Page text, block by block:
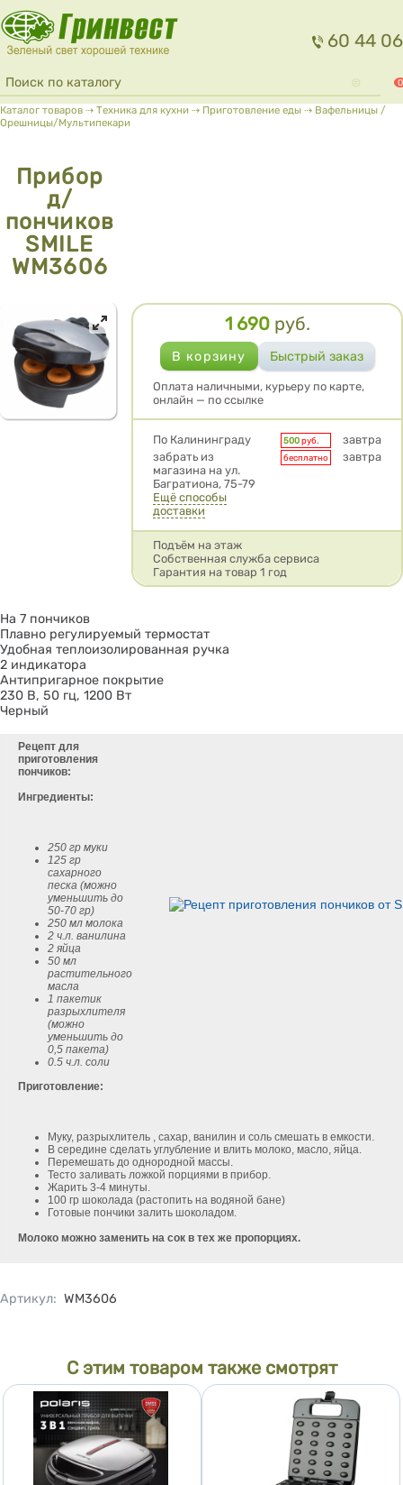
Перейти к основному содержанию
60 44 06
Форма поиска
Поиск 0
Вы здесь
Каталог товаров ⇢ Техника для кухни ⇢ Приготовление еды ⇢ Вафельницы /
Орешницы/Мультипекари
Прибор
д/
пончиков
SMILE
WM3606
Цена
1 690 руб.
Оплата наличными, курьеру по карте,
онлайн — по ссылке
Условия доставки
По Калининграду 500руб.
завтра
забрать из
магазина на ул.
Багратиона, 75-79
бесплатно завтра
Ещё способы
доставки
Подъём на этаж
Собственная служба сервиса
Гарантия на товар 1 год
На 7 пончиков
Плавно регулируемый термостат
Удобная теплоизолированная ручка
2 индикатора
Антипригарное покрытие
230 В, 50 гц, 1200 Вт
Черный
Рецепт для
приготовления
пончиков:
Ингредиенты:
250 гр муки
125 гр
сахарного
песка (можно
уменьшить до
50-70 гр)
250 мл молока
2 ч.л. ванилина
2 яйца
50 мл
растительного
масла
1 пакетик
разрыхлителя
(можно
уменьшить до
0,5 пакета)
0.5 ч.л. соли
Приготовление:
Муку, разрыхлитель , сахар, ванилин и соль смешать в емкости.
В середине сделать углубление и влить молоко, масло, яйца.
Перемешать до однородной массы.
Тесто заливать ложкой порциями в прибор.
Жарить 3-4 минуты.
100 гр шоколада (растопить на водяной бане)
Готовые пончики залить шоколадом.
Молоко можно заменить на сок в тех же пропорциях.
Артикул: WM3606
С этим товаром также смотрят